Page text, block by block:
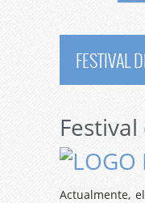
FESTIVAL
Actualmente,